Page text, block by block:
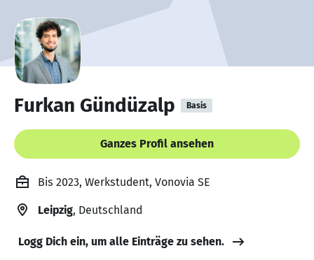
Furkan Gündüzalp Basis
Ganzes Profil ansehen
Bis 2023, Werkstudent, Vonovia SE
Leipzig, Deutschland
Logg Dich ein, um alle Einträge zu sehen.